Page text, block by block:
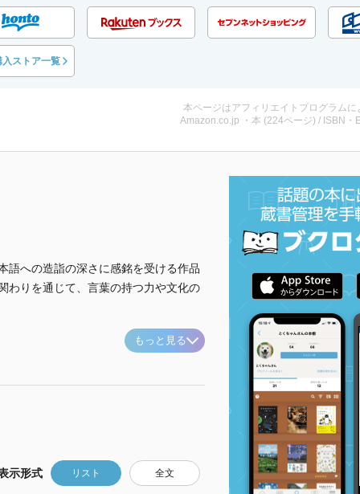
入ストア一覧
本ページはアフィリエイトプログラム
Amazon.co.jp ・本 (224ページ) / ISBN
語への造詣の深さに感銘を受ける作品
わりを通じて、言葉の持つ力や文化の
もっと見る
示形式 リスト 全文